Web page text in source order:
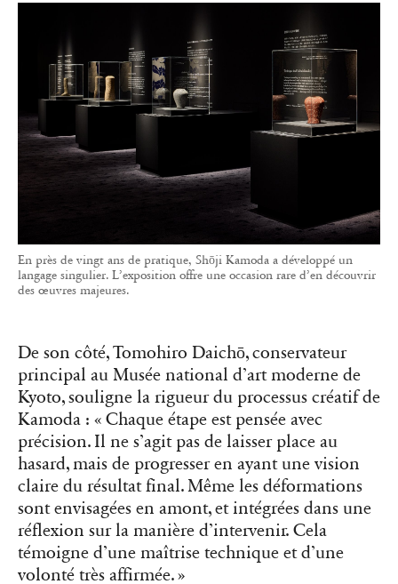
En près de vingt ans de pratique, Shōji Kamoda a développé un
langage singulier. L’exposition offre une occasion rare d’en découvrir
des œuvres majeures.
De son côté, Tomohiro Daichō, conservateur
principal au Musée national d’art moderne de
Kyoto, souligne la rigueur du processus créatif de
Kamoda : « Chaque étape est pensée avec
précision. Il ne s’agit pas de laisser place au
hasard, mais de progresser en ayant une vision
claire du résultat final. Même les déformations
sont envisagées en amont, et intégrées dans une
réflexion sur la manière d’intervenir. Cela
témoigne d’une maîtrise technique et d’une
volonté très affirmée. »